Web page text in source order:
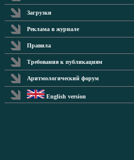
Загрузки
Реклама в журнале
Правила
Требования к публикациям
Аритмологический форум
English version